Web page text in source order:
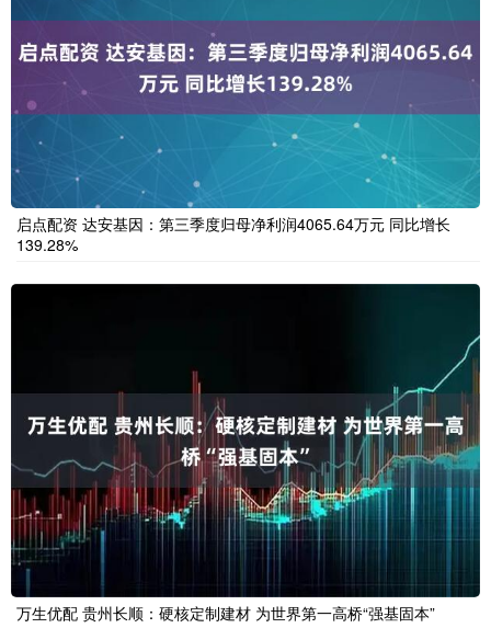
启点配资 达安基因：第三季度归母净利润4065.64万元 同比增长
139.28%
万生优配 贵州长顺：硬核定制建材 为世界第一高桥“强基固本”